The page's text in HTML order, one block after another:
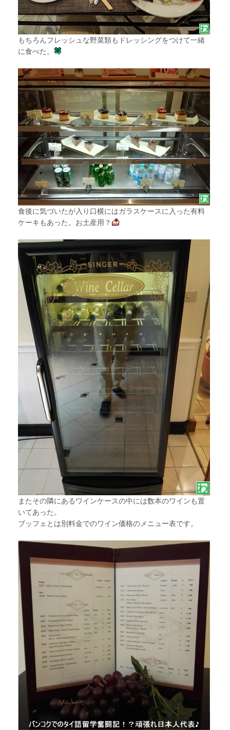
もちろんフレッシュな野菜類もドレッシングをつけて一緒
に食べた。
食後に気づいたが入り口横にはガラスケースに入った有料
ケーキもあった。お土産用？
またその隣にあるワインケースの中には数本のワインも置
いてあった。
ブッフェとは別料金でのワイン価格のメニュー表です。